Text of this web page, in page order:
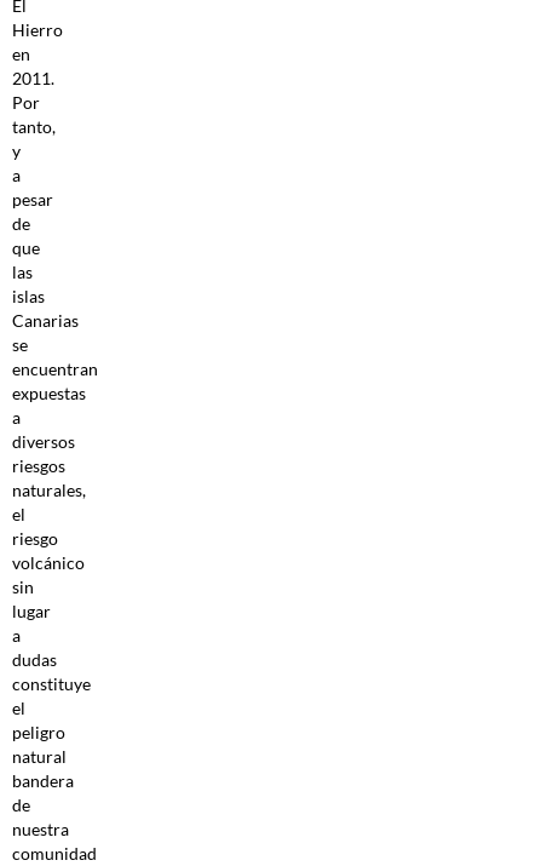
El
Hierro
en
2011.
Por
tanto,
y
a
pesar
de
que
las
islas
Canarias
se
encuentran
expuestas
a
diversos
riesgos
naturales,
el
riesgo
volcánico
sin
lugar
a
dudas
constituye
el
peligro
natural
bandera
de
nuestra
comunidad